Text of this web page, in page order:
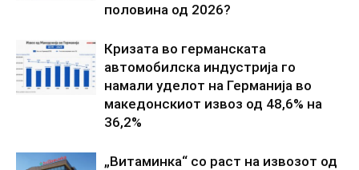
половина од 2026?
Кризата во германската
автомобилска индустрија го
намали уделот на Германија во
македонскиот извоз од 48,6% на
36,2%
„Витаминка“ со раст на извозот од